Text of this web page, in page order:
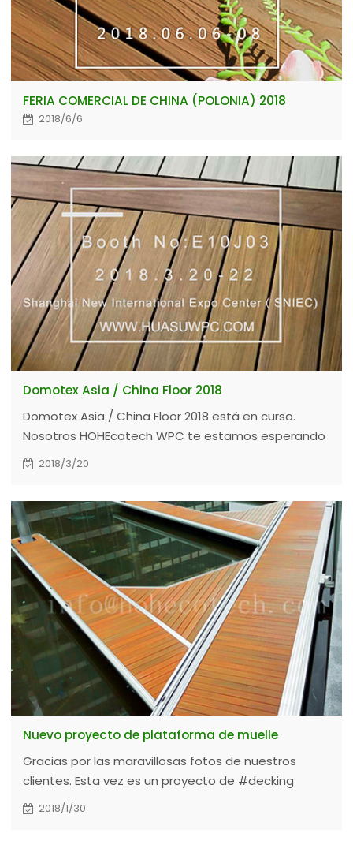
FERIA COMERCIAL DE CHINA (POLONIA) 2018
2018/6/6
Domotex Asia / China Floor 2018
Domotex Asia / China Floor 2018 está en curso.
Nosotros HOHEcotech WPC te estamos esperando
@ E10J03.
2018/3/20
Nuevo proyecto de plataforma de muelle
Gracias por las maravillosas fotos de nuestros
clientes. Esta vez es un proyecto de #decking
#marina, utilizando #HOHEcotech #capped solid
2018/1/30